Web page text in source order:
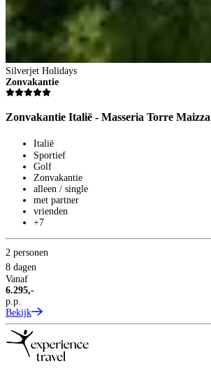
Silverjet Holidays
Zonvakantie
Zonvakantie Italië - Masseria Torre Maizza
Italië
Sportief
Golf
Zonvakantie
alleen / single
met partner
vrienden
+7
2 personen
8 dagen
Vanaf
6.295,-
p.p.
Bekijk